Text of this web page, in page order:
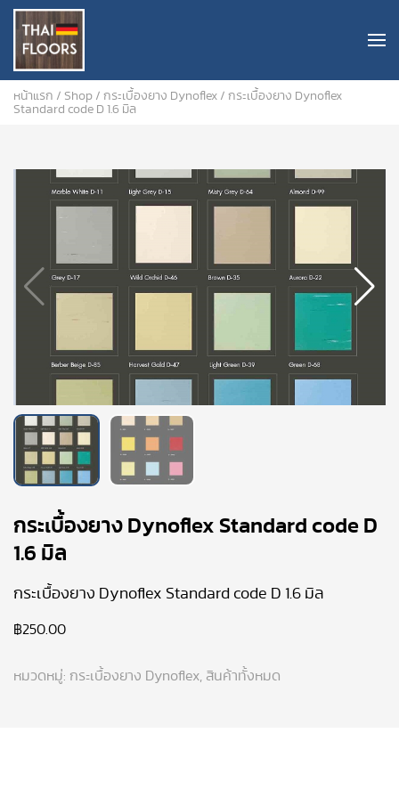
หน้าแรก / Shop / กระเบื้องยาง Dynoflex / กระเบื้องยาง Dynoflex
Standard code D 1.6 มิล
กระเบื้องยาง Dynoflex Standard code D
1.6 มิล
กระเบื้องยาง Dynoflex Standard code D 1.6 มิล
฿250.00
หมวดหมู่: กระเบื้องยาง Dynoflex สินค้าทั้งหมด